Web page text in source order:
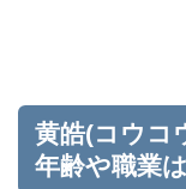
黄皓(コウコ
年齢や職業